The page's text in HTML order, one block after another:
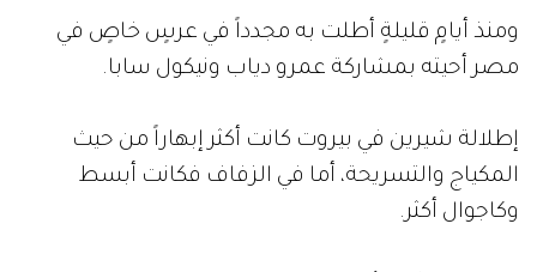
ومنذ أيامٍ قليلةٍ أطلت به مجدداً في عرسٍ خاصٍ في
مصر أحيته بمشاركة عمرو دياب ونيكول سابا.
إطلالة شيرين في بيروت كانت أكثر إبهاراً من حيث
المكياج والتسريحة، أما في الزفاف فكانت أبسط
وكاجوال أكثر.